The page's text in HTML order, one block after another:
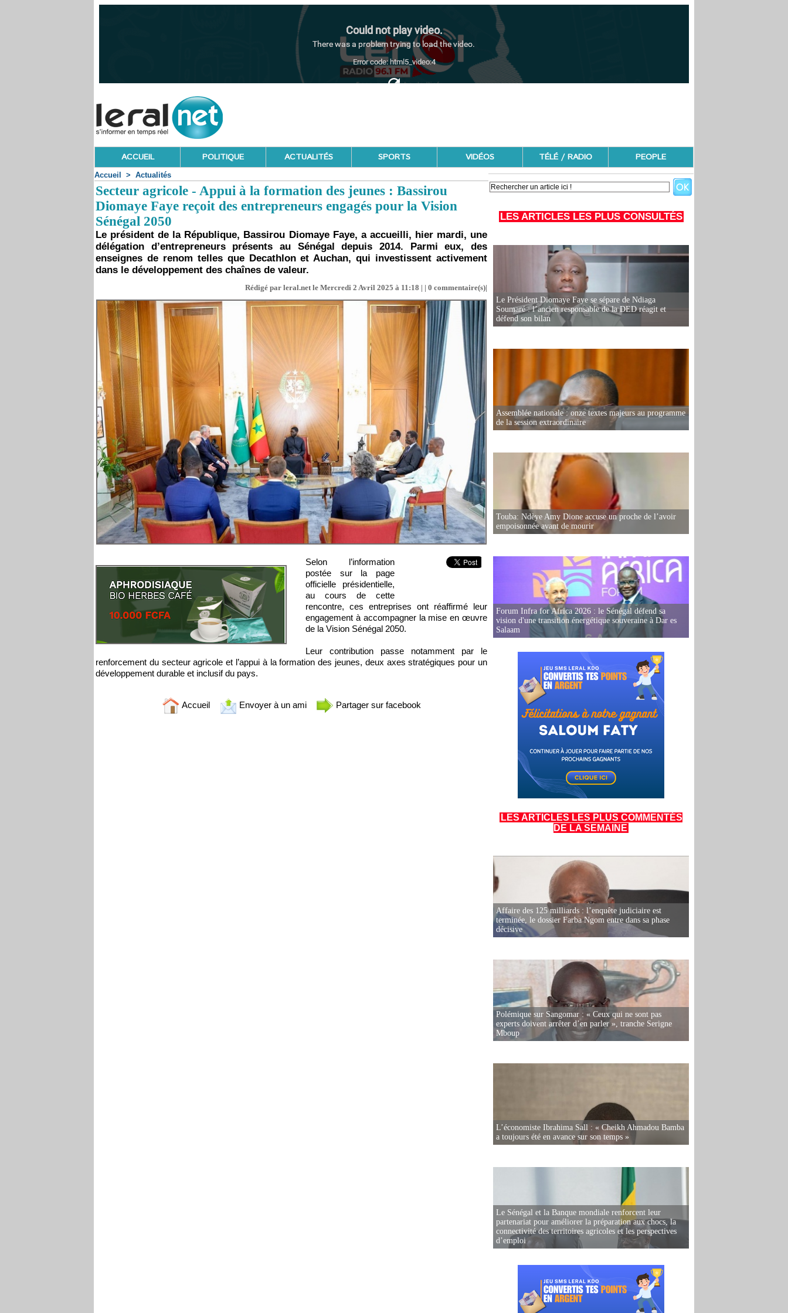
ACCUEIL POLITIQUE ACTUALITÉS SPORTS VIDÉOS TÉLÉ / RADIO PEOPLE
Accueil > Actualités
Secteur agricole - Appui à la formation des jeunes : Bassirou
Diomaye Faye reçoit des entrepreneurs engagés pour la Vision
Sénégal 2050
Le président de la République, Bassirou Diomaye Faye, a accueilli, hier mardi, une
délégation d’entrepreneurs présents au Sénégal depuis 2014. Parmi eux, des
enseignes de renom telles que Decathlon et Auchan, qui investissent activement
dans le développement des chaînes de valeur.
Rédigé par leral.net le Mercredi 2 Avril 2025 à 11:18 | | 0 commentaire(s)|
Selon l’information
postée sur la page
officielle présidentielle,
au cours de cette
rencontre, ces entreprises ont réaffirmé leur
engagement à accompagner la mise en œuvre
de la Vision Sénégal 2050.
Leur contribution passe notamment par le
renforcement du secteur agricole et l’appui à la formation des jeunes, deux axes stratégiques pour un
développement durable et inclusif du pays.
Accueil Envoyer à un ami Partager sur facebook
LES ARTICLES LES PLUS CONSULTÉS
Le Président Diomaye Faye se sépare de Ndiaga
Soumaré : l’ancien responsable de la DED réagit et
défend son bilan
Assemblée nationale : onze textes majeurs au programme
de la session extraordinaire
Touba: Ndèye Amy Dione accuse un proche de l’avoir
empoisonnée avant de mourir
Forum Infra for Africa 2026 : le Sénégal défend sa
vision d'une transition énergétique souveraine à Dar es
Salaam
LES ARTICLES LES PLUS COMMENTÉS
DE LA SEMAINE
Affaire des 125 milliards : l’enquête judiciaire est
terminée, le dossier Farba Ngom entre dans sa phase
décisive
Polémique sur Sangomar : « Ceux qui ne sont pas
experts doivent arrêter d’en parler », tranche Serigne
Mboup
L’économiste Ibrahima Sall : « Cheikh Ahmadou Bamba
a toujours été en avance sur son temps »
Le Sénégal et la Banque mondiale renforcent leur
partenariat pour améliorer la préparation aux chocs, la
connectivité des territoires agricoles et les perspectives
d’emploi